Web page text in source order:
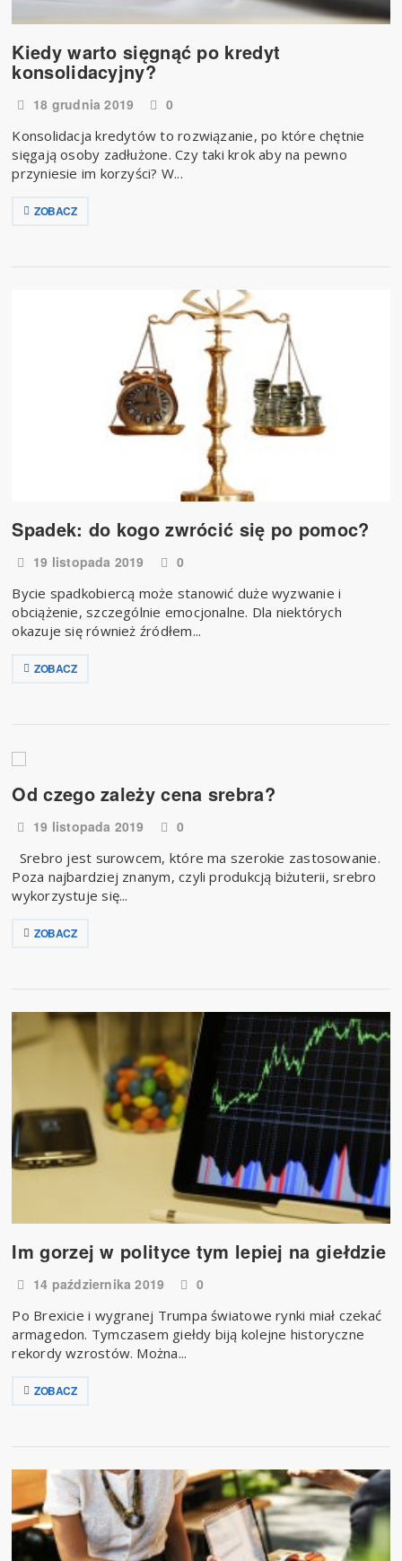
Kiedy warto sięgnąć po kredyt
konsolidacyjny?
18 grudnia 2019
0
​ Konsolidacja kredytów to rozwiązanie, po które chętnie
sięgają osoby zadłużone. Czy taki krok aby na pewno
przyniesie im korzyści? W...
ZOBACZ
Spadek: do kogo zwrócić się po pomoc?
19 listopada 2019
0
Bycie spadkobiercą może stanowić duże wyzwanie i
obciążenie, szczególnie emocjonalne. Dla niektórych
okazuje się również źródłem...
ZOBACZ
Od czego zależy cena srebra?
19 listopada 2019
0
Srebro jest surowcem, które ma szerokie zastosowanie.
Poza najbardziej znanym, czyli produkcją biżuterii, srebro
wykorzystuje się...
ZOBACZ
Im gorzej w polityce tym lepiej na giełdzie
14 października 2019
0
Po Brexicie i wygranej Trumpa światowe rynki miał czekać
armagedon. Tymczasem giełdy biją kolejne historyczne
rekordy wzrostów. Można...
ZOBACZ